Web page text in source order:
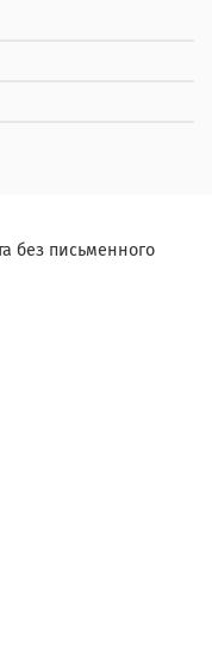
без письменного